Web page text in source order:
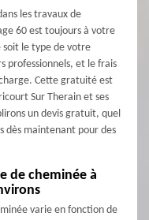
les travaux de
60 est toujours à votre
soit le type de votre
professionnels, et le frais
Cette gratuité est
Sur Therain et ses
un devis gratuit, quel
dès maintenant pour des
de cheminée à
varie en fonction de